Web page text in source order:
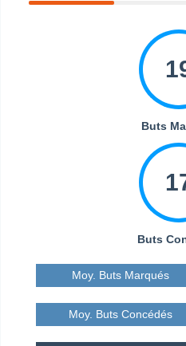
Buts
Buts
Moy. Buts Marqués
Moy. Buts Concédés